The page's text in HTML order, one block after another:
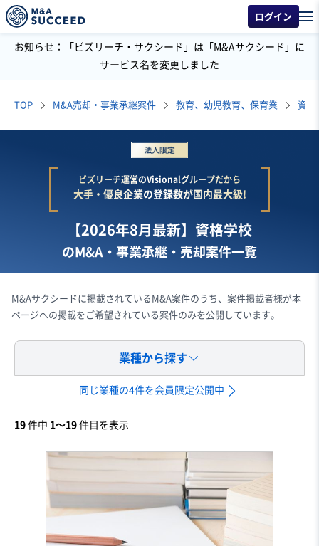
ログイン
お知らせ：「ビズリーチ・サクシード」は「M&Aサクシード」に
サービス名を変更しました
TOP M&A売却・事業承継案件 教育、幼児教育、保育業 資格
ビズリーチ運営のVisionalグループだから
大手・優良企業の登録数が国内最大級!
【2026年8月最新】資格学校
のM&A・事業承継・売却案件一覧
M&Aサクシードに掲載されているM&A案件のうち、案件掲載者様が本
ページへの掲載をご希望されている案件のみを公開しています。
業種から探す
同じ業種の4件を会員限定公開中
19 件中 1〜19 件目を表示